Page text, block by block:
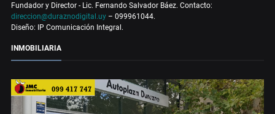
Fundador y Director - Lic. Fernando Salvador Báez. Contacto:
direccion@duraznodigital.uy – 099961044.
Diseño: IP Comunicación Integral.
INMOBILIARIA